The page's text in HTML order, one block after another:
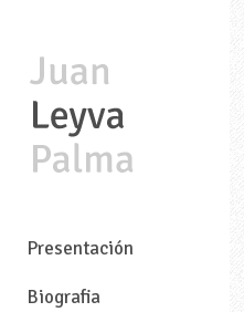
Presentación
Biografia